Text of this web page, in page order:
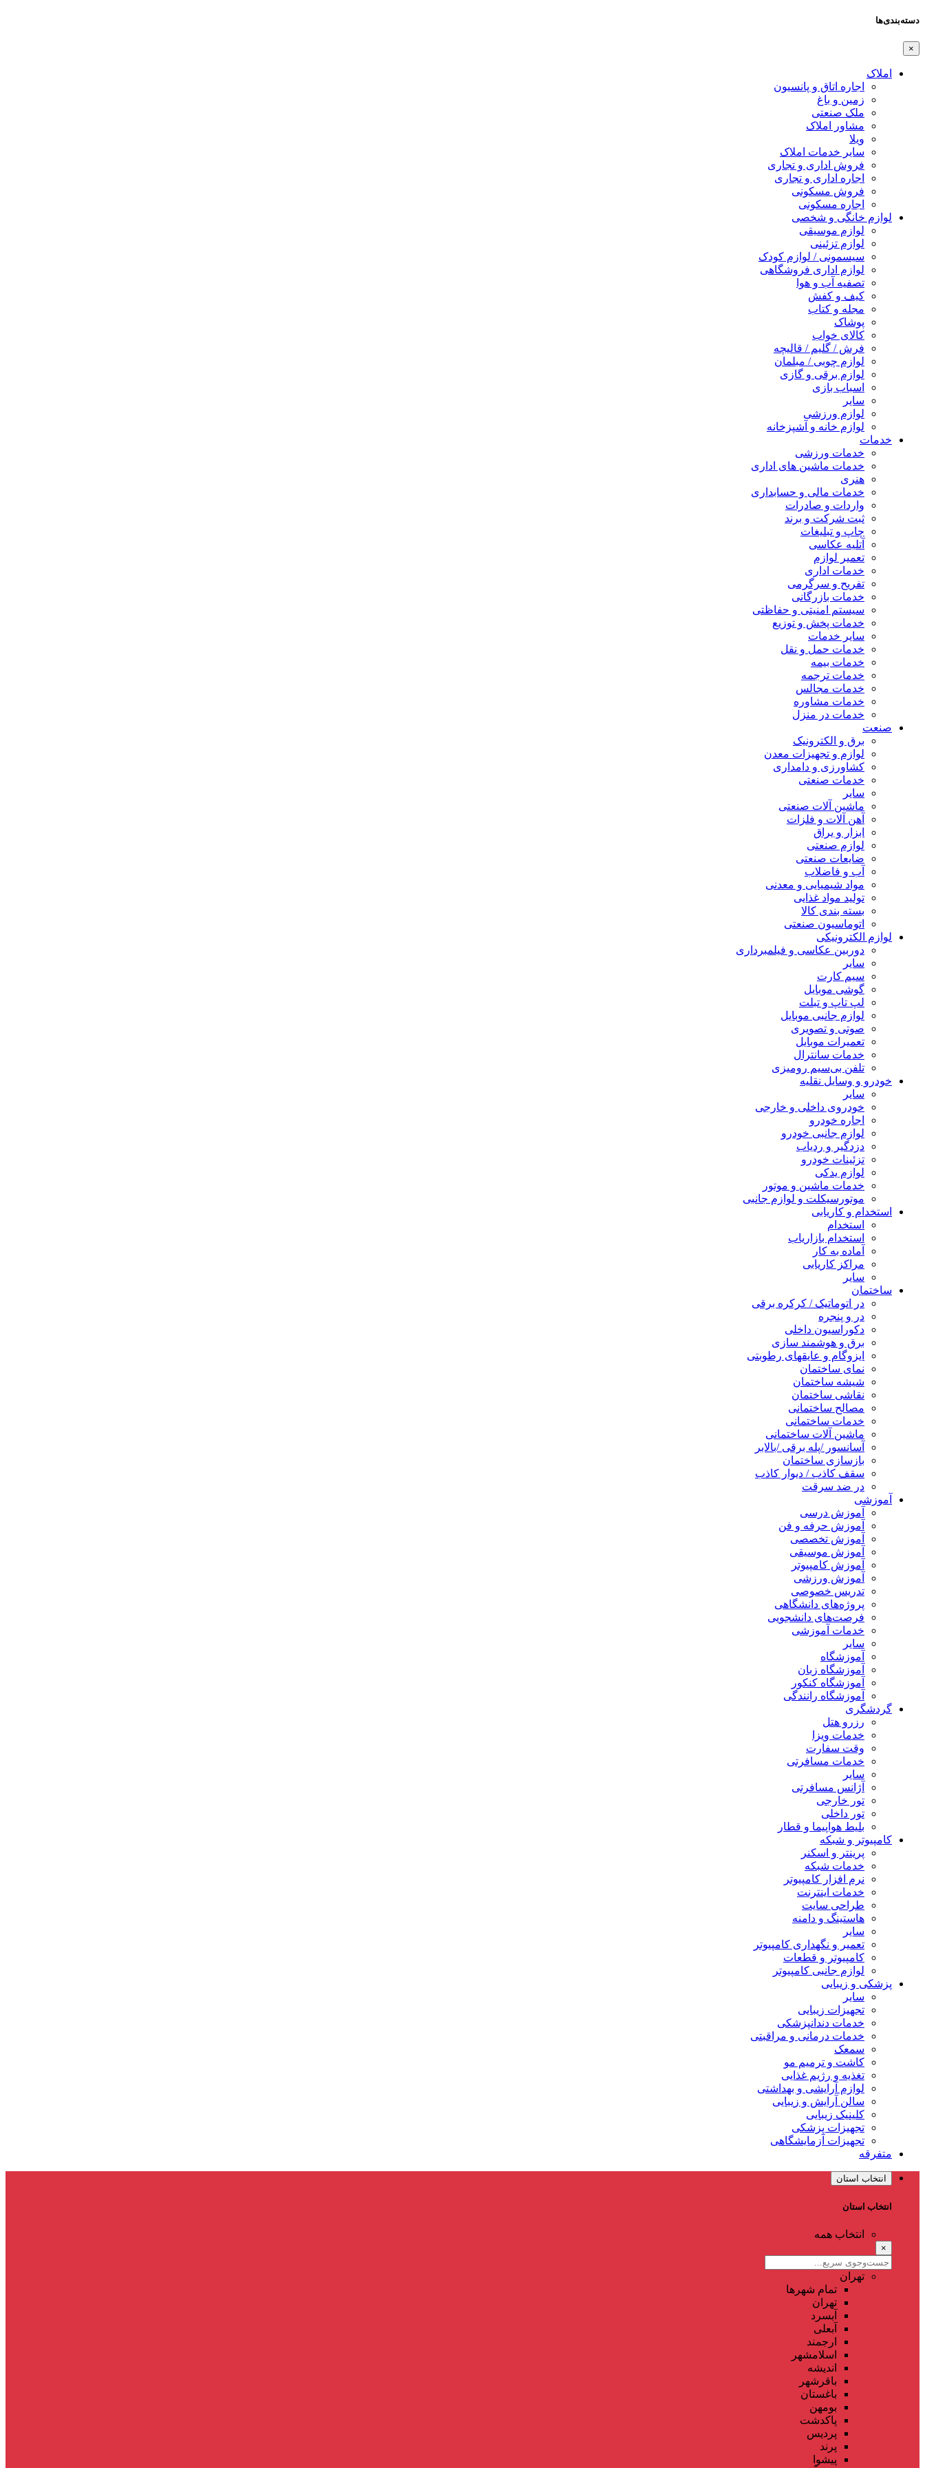
دسته‌بندی‌ها
×
املاک
اجاره اتاق و پانسیون
زمین و باغ
ملک صنعتی
مشاور املاک
ویلا
سایر خدمات املاک
فروش اداری و تجاری
اجاره اداری و تجاری
فروش مسکونی
اجاره مسکونی
لوازم خانگی و شخصی
لوازم موسیقی
لوازم تزئینی
سیسمونی / لوازم کودک
لوازم اداری فروشگاهی
تصفیه آب و هوا
کیف و کفش
مجله و کتاب
پوشاک
کالای خواب
فرش / گلیم / قالیچه
لوازم چوبی / مبلمان
لوازم برقی و گازی
اسباب بازی
سایر
لوازم ورزشی
لوازم خانه و آشپزخانه
خدمات
خدمات ورزشی
خدمات ماشین های اداری
هنری
خدمات مالی و حسابداری
واردات و صادرات
ثبت شرکت و برند
چاپ و تبلیغات
آتلیه عکاسی
تعمیر لوازم
خدمات اداری
تفریح و سرگرمی
خدمات بازرگانی
سیستم امنیتی و حفاظتی
خدمات پخش و توزیع
سایر خدمات
خدمات حمل و نقل
خدمات بیمه
خدمات ترجمه
خدمات مجالس
خدمات مشاوره
خدمات در منزل
صنعت
برق و الکترونیک
لوازم و تجهیزات معدن
کشاورزی و دامداری
خدمات صنعتی
سایر
ماشین آلات صنعتی
آهن آلات و فلزات
ابزار و یراق
لوازم صنعتی
ضایعات صنعتی
آب و فاضلاب
مواد شیمیایی و معدنی
تولید مواد غذایی
بسته بندی کالا
اتوماسیون صنعتی
لوازم الکترونیکی
دوربین عکاسی و فیلمبرداری
سایر
سیم کارت
گوشی موبایل
لپ تاپ و تبلت
لوازم جانبی موبایل
صوتی و تصویری
تعمیرات موبایل
خدمات سانترال
تلفن بی‌سیم رومیزی
خودرو و وسایل نقلیه
سایر
خودروی داخلی و خارجی
اجاره خودرو
لوازم جانبی خودرو
دزدگیر و ردیاب
تزئینات خودرو
لوازم یدکی
خدمات ماشین و موتور
موتورسیکلت و لوازم جانبی
استخدام و کاریابی
استخدام
استخدام بازاریاب
آماده به کار
مراکز کاریابی
سایر
ساختمان
در اتوماتیک / کرکره برقی
در و پنجره
دکوراسیون داخلی
برق و هوشمند سازی
ایزوگام و عایقهای رطوبتی
نمای ساختمان
شیشه ساختمان
نقاشی ساختمان
مصالح ساختمانی
خدمات ساختمانی
ماشین آلات ساختمانی
آسانسور /پله برقی /بالابر
بازسازی ساختمان
سقف کاذب / دیوار کاذب
در ضد سرقت
آموزشی
آموزش درسی
آموزش حرفه و فن
آموزش تخصصی
آموزش موسیقی
آموزش کامپیوتر
آموزش ورزشی
تدریس خصوصی
پروژه‌های دانشگاهی
فرصت‌های دانشجویی
خدمات آموزشی
سایر
آموزشگاه
آموزشگاه زبان
آموزشگاه کنکور
آموزشگاه رانندگی
گردشگری
رزرو هتل
خدمات ویزا
وقت سفارت
خدمات مسافرتی
سایر
آژانس مسافرتی
تور خارجی
تور داخلی
بلیط هواپیما و قطار
کامپیوتر و شبکه
پرینتر و اسکنر
خدمات شبکه
نرم افزار کامپیوتر
خدمات اینترنت
طراحی سایت
هاستینگ و دامنه
سایر
تعمیر و نگهداری کامپیوتر
کامپیوتر و قطعات
لوازم جانبی کامپیوتر
پزشکی و زیبایی
سایر
تجهیزات زیبایی
خدمات دندانپزشکی
خدمات درمانی و مراقبتی
سمعک
کاشت و ترمیم مو
تغذیه و رژیم غذایی
لوازم آرایشی و بهداشتی
سالن آرایش و زیبایی
کلینیک زیبایی
تجهیزات پزشکی
تجهیزات آزمایشگاهی
متفرقه
انتخاب استان
انتخاب استان
انتخاب همه
×
تهران
تمام شهر‌ها
تهران
آبسرد
آبعلی
ارجمند
اسلامشهر
اندیشه
باقرشهر
باغستان
بومهن
پاکدشت
پردیس
پرند
پیشوا